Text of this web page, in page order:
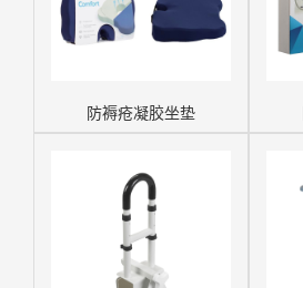
防褥疮凝胶坐垫